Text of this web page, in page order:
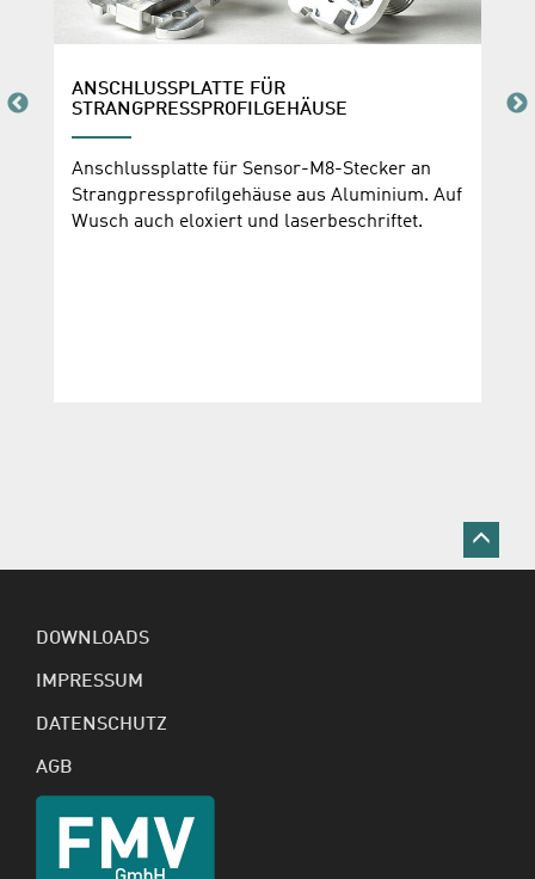
ANSCHLUSSPLATTE FÜR
STRANGPRESSPROFILGEHÄUSE
Anschlussplatte für Sensor-M8-Stecker an
Strangpressprofilgehäuse aus Aluminium. Auf
Wusch auch eloxiert und laserbeschriftet.
DOWNLOADS
IMPRESSUM
DATENSCHUTZ
AGB